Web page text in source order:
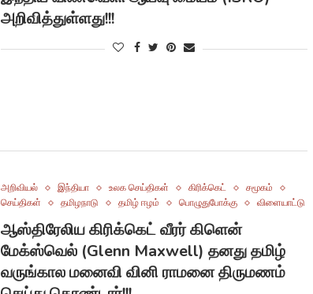
அறிவித்துள்ளது!!!
அறிவியல் இந்தியா உலக செய்திகள் கிரிக்கெட்
சமூகம்
செய்திகள்
தமிழநாடு தமிழ் ஈழம் பொழுதுபோக்கு விளையாட்டு
ஆஸ்திரேலிய கிரிக்கெட் வீரர் கிளென்
மேக்ஸ்வெல் (Glenn Maxwell) தனது தமிழ்
வருங்கால மனைவி வினி ராமனை திருமணம்